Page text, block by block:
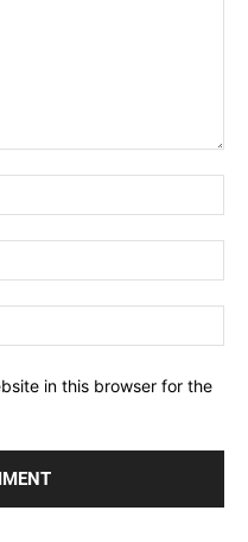
in this browser for the